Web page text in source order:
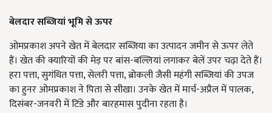
बेलदार सब्जियां भूमि से ऊपर
ओमप्रकाश अपने खेत में बेलदार सब्जिया का उत्पादन जमीन से ऊपर लेते
हैं। खेत की क्यारियों की मेड़ पर बांस-बल्लियां लगाकर बेलें उपर चढ़ा देते हैं।
हरा पत्ता, सुगंधित पत्ता, सेलरी पत्ता, ब्रोकली जैसी महंगी सब्जियां की उपज
का हुनर ओमप्रकाश ने पिता से सीखा। उनके खेत में मार्च-अप्रैल में पालक,
दिसंबर-जनवरी में टिंडे और बारहमास पुदीना रहता है।